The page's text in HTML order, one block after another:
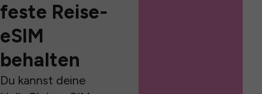
feste Reise-
eSIM
behalten
Du kannst deine